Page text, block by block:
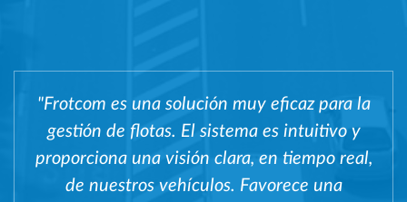
"Frotcom es una solución muy eficaz para la
gestión de flotas. El sistema es intuitivo y
proporciona una visión clara, en tiempo real,
de nuestros vehículos. Favorece una